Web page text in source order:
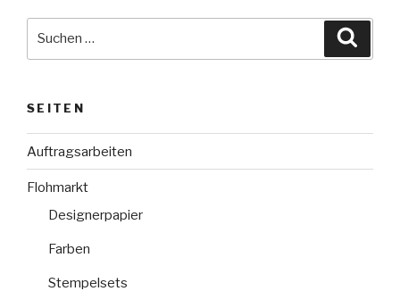
SEITEN
Auftragsarbeiten
Flohmarkt
Designerpapier
Farben
Stempelsets